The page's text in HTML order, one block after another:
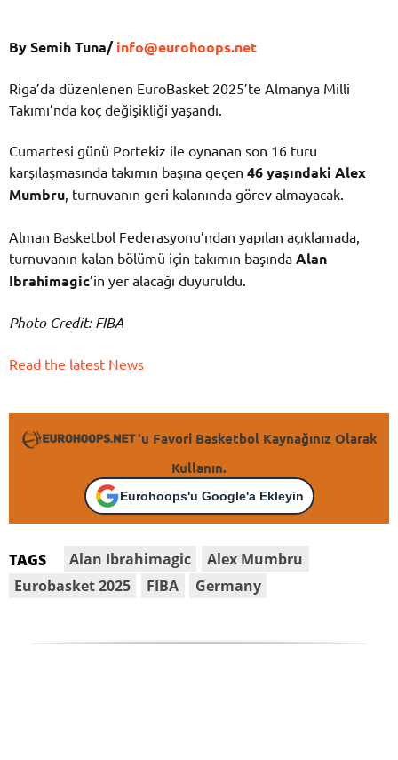
By Semih Tuna/info@eurohoops.net
Riga’da düzenlenen EuroBasket 2025’te Almanya Milli
Takımı’nda koç değişikliği yaşandı.
Cumartesi günü Portekiz ile oynanan son 16 turu
karşılaşmasında takımın başına geçen 46 yaşındaki Alex
Mumbru, turnuvanın geri kalanında görev almayacak.
Alman Basketbol Federasyonu’ndan yapılan açıklamada,
turnuvanın kalan bölümü için takımın başında Alan
Ibrahimagic’in yer alacağı duyuruldu.
Photo Credit: FIBA
Read the latest News
'u Favori Basketbol Kaynağınız Olarak
Kullanın.
Eurohoops'u Google'a Ekleyin
TAGS Alan Ibrahimagic
Alex Mumbru
Eurobasket 2025
FIBA Germany